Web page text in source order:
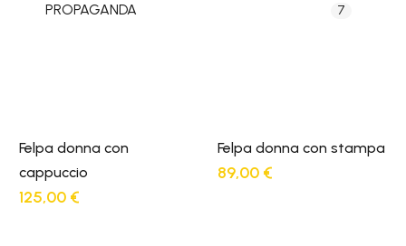
PROPAGANDA 7
Felpa donna con
cappuccio
125,00 €
Felpa donna con stampa
89,00 €